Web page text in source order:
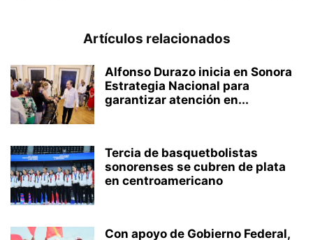
Artículos relacionados
Alfonso Durazo inicia en Sonora
Estrategia Nacional para
garantizar atención en...
Tercia de basquetbolistas
sonorenses se cubren de plata
en centroamericano
Con apoyo de Gobierno Federal,